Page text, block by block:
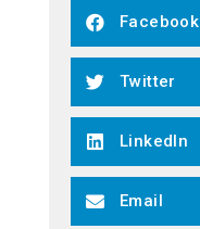
Facebook
Twitter
LinkedIn
Email